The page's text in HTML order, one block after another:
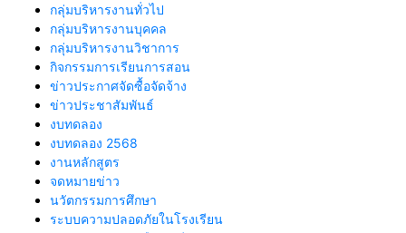
กลุ่มบริหารงานทั่วไป
กลุ่มบริหารงานบุคคล
กลุ่มบริหารงานวิชาการ
กิจกรรมการเรียนการสอน
ข่าวประกาศจัดซื้อจัดจ้าง
ข่าวประชาสัมพันธ์
งบทดลอง
งบทดลอง 2568
งานหลักสูตร
จดหมายข่าว
นวัตกรรมการศึกษา
ระบบความปลอดภัยในโรงเรียน